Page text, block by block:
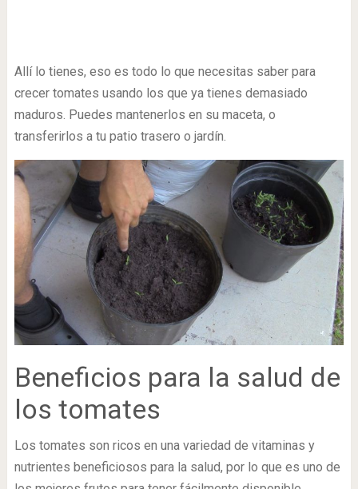
Allí lo tienes, eso es todo lo que necesitas saber para
crecer tomates usando los que ya tienes demasiado
maduros. Puedes mantenerlos en su maceta, o
transferirlos a tu patio trasero o jardín.
Beneficios para la salud de
los tomates
Los tomates son ricos en una variedad de vitaminas y
nutrientes beneficiosos para la salud, por lo que es uno de